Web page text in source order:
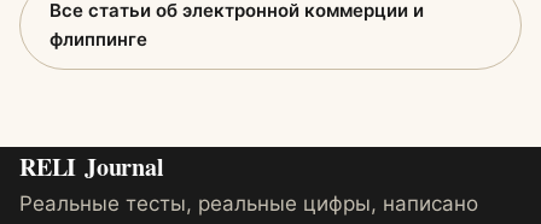
Все статьи об электронной коммерции и
флиппинге
RELI Journal
Реальные тесты, реальные цифры, написано